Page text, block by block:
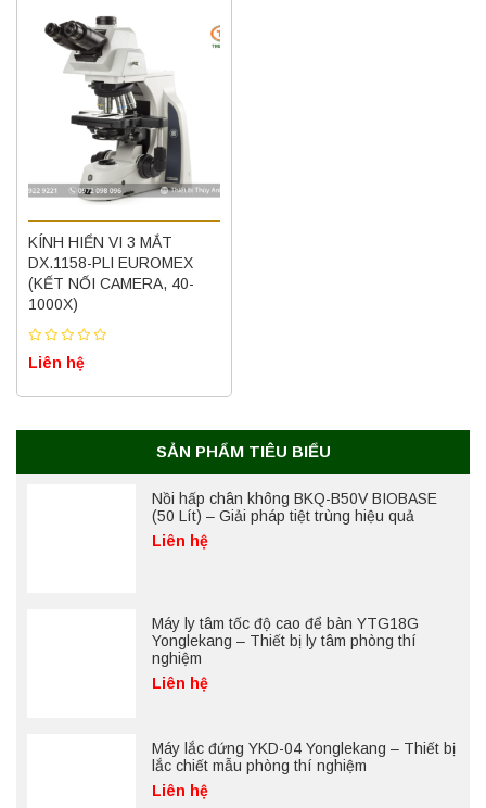
KÍNH HIỂN VI 3 MẮT
DX.1158-PLI EUROMEX
(KẾT NỐI CAMERA, 40-
1000X)
Liên hệ
SẢN PHẨM TIÊU BIỂU
Nồi hấp chân không BKQ-B50V BIOBASE
(50 Lít) – Giải pháp tiệt trùng hiệu quả
Liên hệ
Máy ly tâm tốc độ cao để bàn YTG18G
Yonglekang – Thiết bị ly tâm phòng thí
nghiệm
Liên hệ
Máy lắc đứng YKD-04 Yonglekang – Thiết bị
lắc chiết mẫu phòng thí nghiệm
Liên hệ